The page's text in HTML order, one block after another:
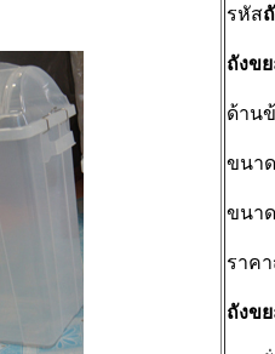
รหัส
ถังข
ด้าน
ขนา
ขนา
ราคา
ถังข